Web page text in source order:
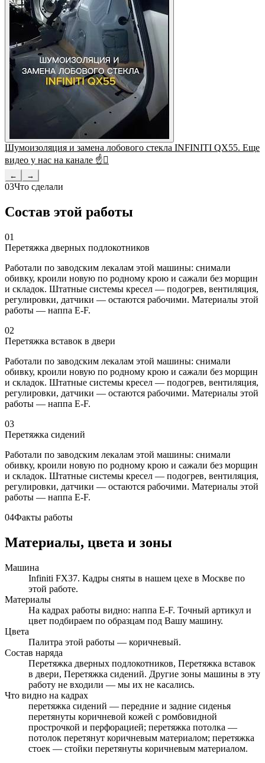
Шумоизоляция и замена лобового стекла INFINITI QX55. Еще
видео у нас на канале ☝
← →
03Что сделали
Состав этой работы
01
Перетяжка дверных подлокотников
Работали по заводским лекалам этой машины: снимали
обивку, кроили новую по родному крою и сажали без морщин
и складок. Штатные системы кресел — подогрев, вентиляция,
регулировки, датчики — остаются рабочими. Материалы этой
работы — наппа E-F.
02
Перетяжка вставок в двери
Работали по заводским лекалам этой машины: снимали
обивку, кроили новую по родному крою и сажали без морщин
и складок. Штатные системы кресел — подогрев, вентиляция,
регулировки, датчики — остаются рабочими. Материалы этой
работы — наппа E-F.
03
Перетяжка сидений
Работали по заводским лекалам этой машины: снимали
обивку, кроили новую по родному крою и сажали без морщин
и складок. Штатные системы кресел — подогрев, вентиляция,
регулировки, датчики — остаются рабочими. Материалы этой
работы — наппа E-F.
04Факты работы
Материалы, цвета и зоны
Машина
Infiniti FX37. Кадры сняты в нашем цехе в Москве по
этой работе.
Материалы
На кадрах работы видно: наппа E-F. Точный артикул и
цвет подбираем по образцам под Вашу машину.
Цвета
Палитра этой работы — коричневый.
Состав наряда
Перетяжка дверных подлокотников, Перетяжка вставок
в двери, Перетяжка сидений. Другие зоны машины в эту
работу не входили — мы их не касались.
Что видно на кадрах
перетяжка сидений — передние и задние сиденья
перетянуты коричневой кожей с ромбовидной
прострочкой и перфорацией; перетяжка потолка —
потолок перетянут коричневым материалом; перетяжка
стоек — стойки перетянуты коричневым материалом.